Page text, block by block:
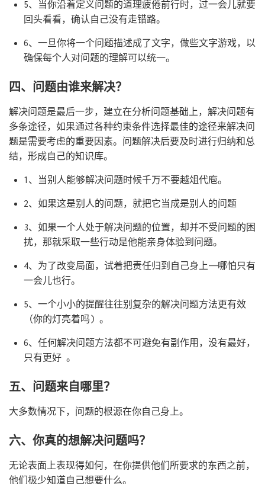
5、当你沿着定义问题的道理疲倦前行时，过一会儿就要
回头看看，确认自己没有走错路。
6、一旦你将一个问题描述成了文字，做些文字游戏，以
确保每个人对问题的理解可以统一。
四、问题由谁来解决？
解决问题是最后一步，建立在分析问题基础上，解决问题有
多条途径，如果通过各种约束条件选择最佳的途径来解决问
题是需要考虑的重要因素。问题解决后要及时进行归纳和总
结，形成自己的知识库。
1、当别人能够解决问题时候千万不要越俎代庖。
2、如果这是别人的问题，就把它当成是别人的问题
3、如果一个人处于解决问题的位置，却并不受问题的困
扰，那就采取一些行动是他能亲身体验到问题。
4、为了改变局面，试着把责任归到自己身上——哪怕只有
一会儿也行。
5、一个小小的提醒往往别复杂的解决问题方法更有效
（你的灯亮着吗) 。
6、任何解决问题方法都不可避免有副作用，没有最好，
只有更好 。
五、问题来自哪里？
大多数情况下，问题的根源在你自己身上。
六、你真的想解决问题吗？
无论表面上表现得如何，在你提供他们所要求的东西之前，
他们极少知道自己想要什么。